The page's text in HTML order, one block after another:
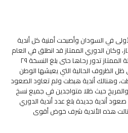
في السودان وأصبحت أمنية كل أندية
وكان الدوري الممتاز قد انطلق في العام
١٩٩٦م بمشاركة ١٠ أندية، وظلت عجلة الممتاز تدور رحاها حتى بلغ النسخة ٢٩
الظروف الحالية التي يعيشها الوطن
وهنالك أندية هبطت ولم تعاود الصعود
حيث ظلا متواجدين في جميع نسخ
صعود أندية جديدة بلغ عدد أندية الدوري
ونالت هذه الأندية شرف خوض أقوى